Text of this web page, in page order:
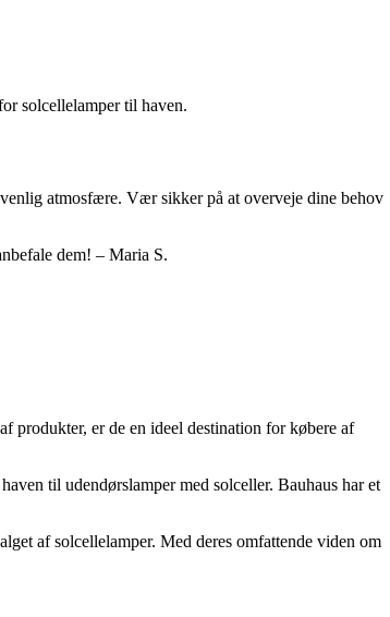
solcellelamper til haven.
atmosfære. Vær sikker på at overveje dine behov
dem! – Maria S.
produkter, er de en ideel destination for købere af
til udendørslamper med solceller. Bauhaus har et
af solcellelamper. Med deres omfattende viden om